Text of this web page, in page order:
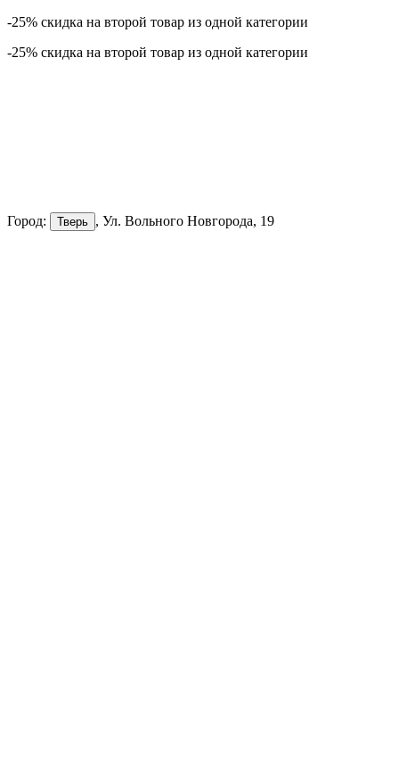
-25% скидка на второй товар из одной категории
-25% скидка на второй товар из одной категории
Город: Тверь , Ул. Вольного Новгорода, 19